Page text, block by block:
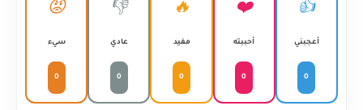
👍
أعجبني
0
❤️
أحببته
0
🔥
مفيد
0
👎
عادي
0
😡
سيء
0